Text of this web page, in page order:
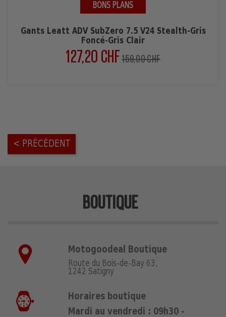
BONS PLANS
Gants Leatt ADV SubZero 7.5 V24 Stealth-Gris
Foncé-Gris Clair
127,20 CHF Prix
normal
159,00 CHFPrix
< PRÉCÉDENT
BOUTIQUE
Motogoodeal Boutique
Route du Bois-de-Bay 63,
1242 Satigny
Horaires boutique
Mardi au vendredi : 09h30 -